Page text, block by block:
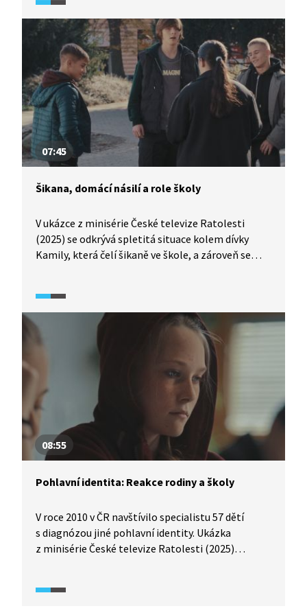
pedagogický sbor není na práci s asistentem
zvyklý a že škola není připravená žákyni se
zrakovým postižením přijmout. Lenka se ale
nevzdává, tvrdě trénuje, využívá doučování -
a nakonec je na gymnázium, avšak jiné přijata.
V ČR studuje na středních školách přes 300 žáků
a žákyň se zrakovým postižením, z toho dvě
třetiny v běžných třídách.
07:45
Šikana, domácí násilí a role školy
V ukázce z minisérie České televize Ratolesti
(2025) se odkrývá spletitá situace kolem dívky
Kamily, která čelí šikaně ve škole, a zároveň se
ke zpochybňování výpovědí dívky i k tlaku
na pedagogy, kteří se jí snažili pomoci. Ředitelka
školy nakonec rozhoduje o spolupráci se školním
psychologem a preventivních aktivitách ve třídě.
Celkem 23 % českých dětí zažilo ve škole nějakou
formu šikany, teda zhruba 4 žáci v běžné školní
třídě.
08:55
Pohlavní identita: Reakce rodiny a školy
V roce 2010 v ČR navštívilo specialistu 57 dětí
s diagnózou jiné pohlavní identity. Ukázka
z minisérie České televize Ratolesti (2025)
a kvůli nepodporujícímu domácímu prostředí utíká